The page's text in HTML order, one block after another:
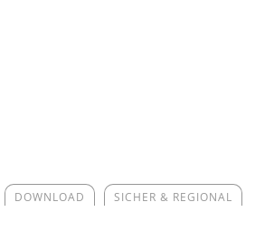
DOWNLOAD SICHER & REGIONAL